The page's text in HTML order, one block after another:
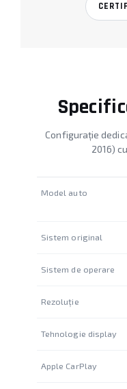
Configurație
2016)
Model auto
Sistem original
Sistem de operare
Rezoluție
Tehnologie display
Apple CarPlay